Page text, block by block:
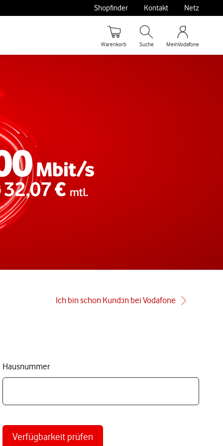
Shopfinder Kontakt Netz
Warenkorb Suche MeinVodafone
Ich bin schon Kund:in bei Vodafone
Hausnummer
Verfügbarkeit prüfen